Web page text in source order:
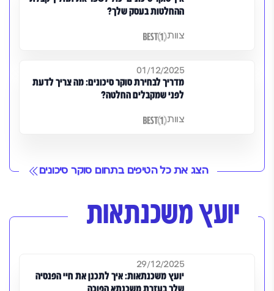
ההחלטות בעסק שלך?
צוות
01/12/2025
מדריך לבחירת סוקר סיכונים: מה צריך לדעת
לפני שמקבלים החלטה?
צוות
הצג את כל הטיפים בתחום סוקר סיכונים
יועץ משכנתאות
29/12/2025
יועץ משכנתאות: איך לתכנן את חיי הפנסיה